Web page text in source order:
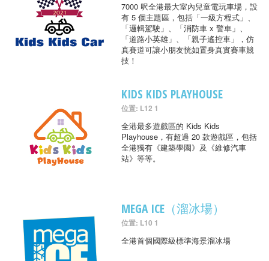
7000 呎全港最大室內兒童電玩車場，設
有 5 個主題區，包括「一級方程式」、
「邏輯駕駛」、「消防車 x 警車」、
「道路小英雄」、「親子遙控車」，仿
真賽道可讓小朋友恍如置身真實賽車競
技！
KIDS KIDS PLAYHOUSE
位置: L12 1
全港最多遊戲區的 Kids Kids
Playhouse，有超過 20 款遊戲區，包括
全港獨有《建築學園》及《維修汽車
站》等等。
MEGA ICE（溜冰場）
位置: L10 1
全港首個國際級標準海景溜冰場